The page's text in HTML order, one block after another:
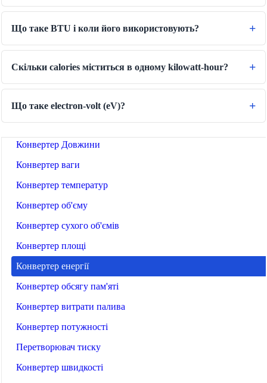
🔗Пов'язані Інструменти
📐Конвертери Одиниць
🔧 ІНСТРУМЕНТИ
Конвертер Довжини
Конвертер ваги
Конвертер температур
Конвертер об'єму
Конвертер сухого об'ємів
Конвертер площі
Конвертер енергії
Конвертер обсягу пам'яті
Конвертер витрати палива
Конвертер потужності
Перетворювач тиску
Конвертер швидкості
Що таке BTU і коли його використовують?
Скільки calories міститься в одному kilowatt-hour?
Що таке electron-volt (eV)?